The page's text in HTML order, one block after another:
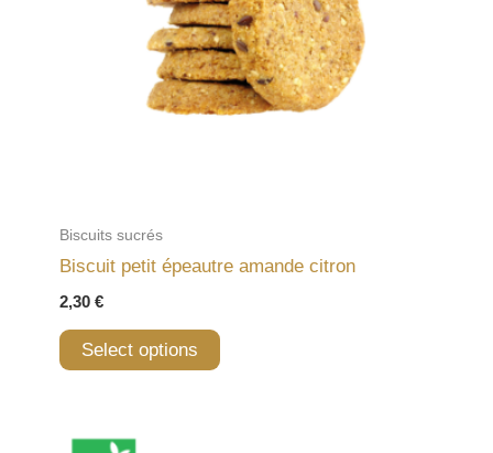
Biscuits sucrés
Biscuit petit épeautre amande citron
2,30 €
Select options